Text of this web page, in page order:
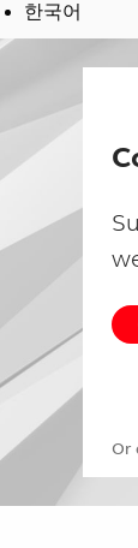
한국어
Or